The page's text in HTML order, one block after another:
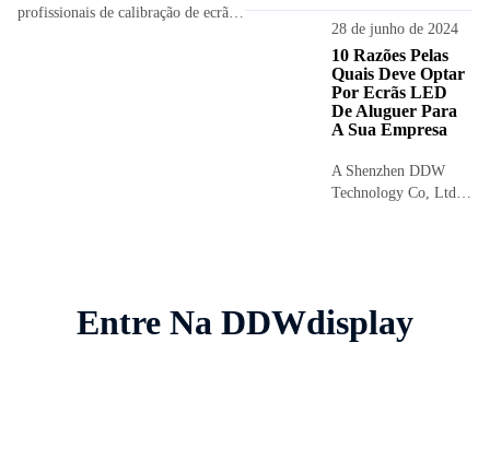
profissionais de calibração de ecrãs
um fabricante e
desenvolvedor
profissional de ecrãs
LED em Shenzhen.
Seja bem-vindo a...
28 de junho de 2024
10 Razões Pelas
Quais Deve Optar
Por Ecrãs LED
De Aluguer Para
A Sua Empresa
A Shenzhen DDW
Technology Co, Ltd é
Entre Na DDWdisplay